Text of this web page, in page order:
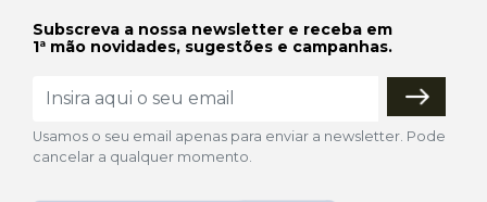
Subscreva a nossa newsletter e receba em
1ª mão novidades, sugestões e campanhas.
Usamos o seu email apenas para enviar a newsletter. Pode
cancelar a qualquer momento.